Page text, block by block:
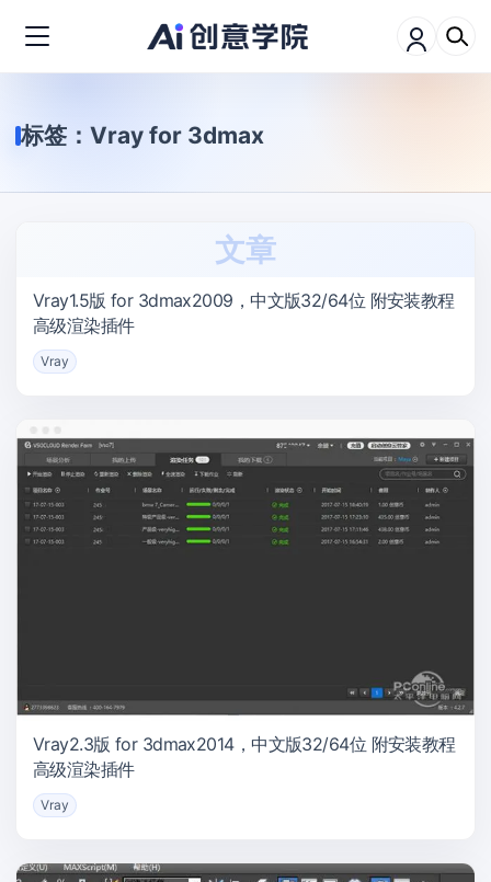
标签： Vray for 3dmax
文章
Vray1.5版 for 3dmax2009，中文版32/64位 附安装教程
高级渲染插件
Vray
Vray2.3版 for 3dmax2014，中文版32/64位 附安装教程
高级渲染插件
Vray